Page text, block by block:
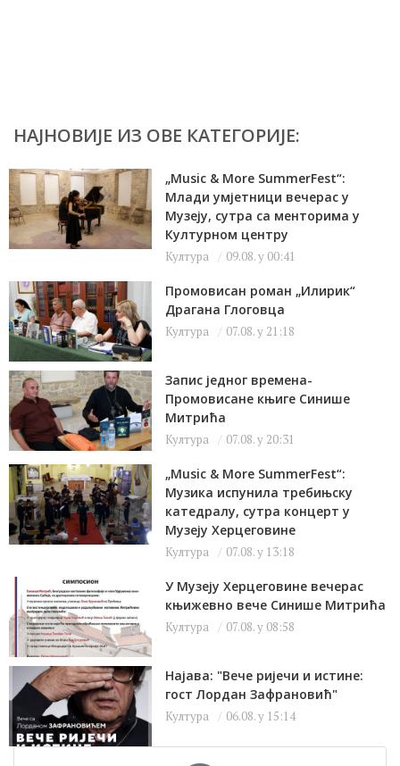
НАЈНОВИЈЕ ИЗ ОВЕ КАТЕГОРИЈЕ:
„Music & More SummerFest“:
Млади умјетници вечерас у
Музеју, сутра са менторима у
Културном центру
Култура 09.08. у 00:41
Промовисан роман „Илирик“
Драгана Глоговца
Култура 07.08. у 21:18
Запис једног времена-
Промовисане књиге Синише
Митрића
Култура 07.08. у 20:31
„Music & More SummerFest“:
Музика испунила требињску
катедралу, сутра концерт у
Музеју Херцеговине
Култура 07.08. у 13:18
У Музеју Херцеговине вечерас
књижевно вече Синише Митрића
Култура 07.08. у 08:58
Најава: "Вече ријечи и истине:
гост Лордан Зафрановић"
Култура 06.08. у 15:14